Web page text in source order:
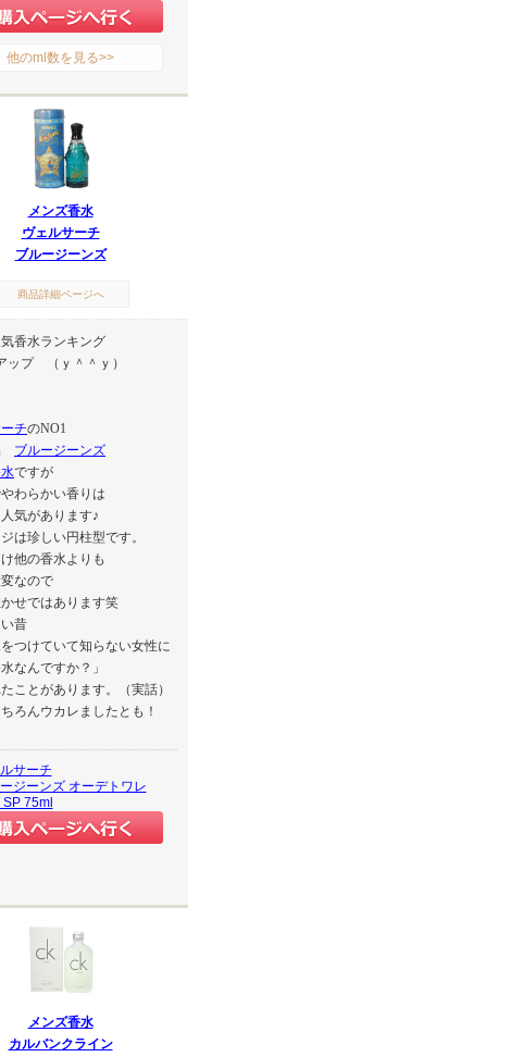
他のml数を見る>>
メンズ香水
ヴェルサーチ
ブルージーンズ
商品詳細ページへ
香水ランキング
ップ （ｙ＾＾ｙ）
チのNO1
ブルージーンズ
ですが
わらかい香りは
気があります♪
は珍しい円柱型です。
他の香水よりも
なので
せではあります笑
昔
つけていて知らない女性に
水なんですか？」
ことがあります。（実話）
ろんウカレましたとも！
サーチ
ジーンズ オーデトワレ
SP 75ml
メンズ香水
カルバンクライン